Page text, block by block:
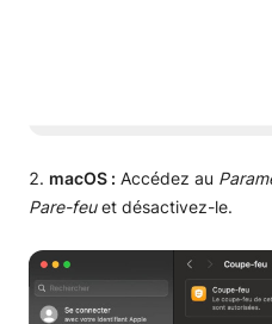
macOS : Accédez au
Pare-feuet désactivez-le.